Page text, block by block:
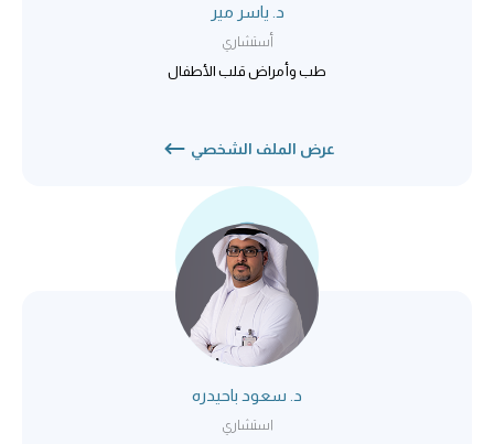
د. ياسر مير
أستشاري
طب وأمراض قلب الأطفال
عرض الملف الشخصي
د. سعود باحيدره
استشاري